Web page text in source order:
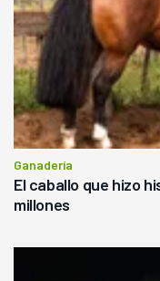
Ganadería
El caballo que hizo
millones